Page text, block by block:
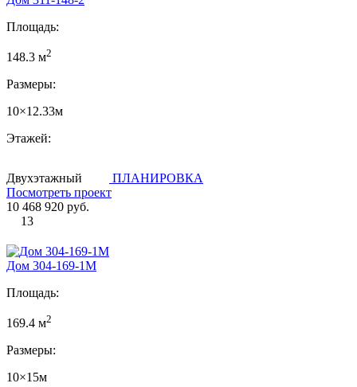
Площадь:
148.3 м2
Размеры:
10×12.33м
Этажей:
Двухэтажный
ПЛАНИРОВКА
Посмотреть проект
10 468 920 руб.
13
Дом 304-169-1М
Площадь:
169.4 м2
Размеры:
10×15м